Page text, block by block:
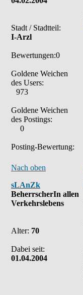
Stadt / Stadtteil:
I-Arzl
Bewertungen:0
Goldene Weichen
des Users:
973
Goldene Weichen
des Postings:
0
Posting-Bewertung:
Nach oben
sLAnZk
BeherrscherIn allen
Verkehrslebens
Alter: 70
Dabei seit:
01.04.2004